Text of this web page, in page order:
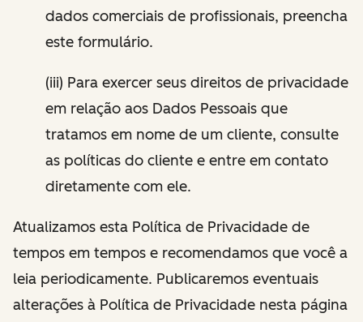
dados comerciais de profissionais, preencha
este formulário.
(iii) Para exercer seus direitos de privacidade
em relação aos Dados Pessoais que
tratamos em nome de um cliente, consulte
as políticas do cliente e entre em contato
diretamente com ele.
Atualizamos esta Política de Privacidade de
tempos em tempos e recomendamos que você a
leia periodicamente. Publicaremos eventuais
alterações à Política de Privacidade nesta página